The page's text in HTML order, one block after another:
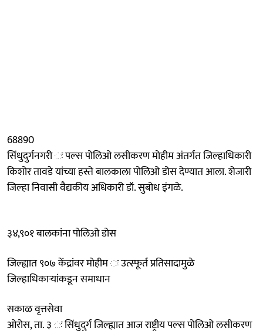
68890
सिंधुदुर्गनगरी ः पल्स पोलिओ लसीकरण मोहीम अंतर्गत जिल्हाधिकारी
किशोर तावडे यांच्या हस्ते बालकाला पोलिओ डोस देण्यात आला. शेजारी
जिल्हा निवासी वैद्यकीय अधिकारी डॉ. सुबोध इंगळे.
३४,९०१ बालकांना पोलिओ डोस
जिल्ह्यात ९०७ केंद्रांवर मोहीम ः उत्स्फूर्त प्रतिसादामुळे
जिल्हाधिकाऱ्यांकडून समाधान
सकाळ वृत्तसेवा
ओरोस, ता. ३ ः सिंधुदुर्ग जिल्ह्यात आज राष्ट्रीय पल्स पोलिओ लसीकरण